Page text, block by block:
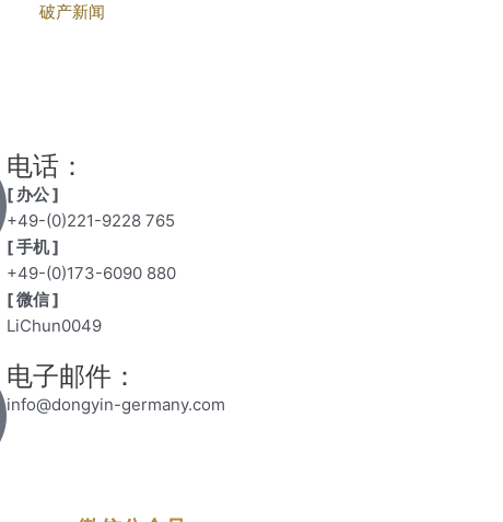
破产新闻
电话：
[ 办公 ]
+49-(0)221-9228 765
[ 手机 ]
+49-(0)173-6090 880
[ 微信 ]
LiChun0049
电子邮件：
info@dongyin-germany.com